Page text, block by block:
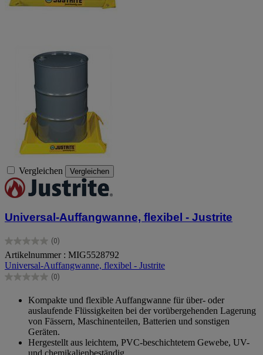
Vergleichen Vergleichen
Universal-Auffangwanne, flexibel - Justrite
(0)
0.0
von
5
Sternen.
Artikelnummer : MIG5528792
Universal-Auffangwanne, flexibel - Justrite
(0)
0.0
Sternen.
Kompakte und flexible Auffangwanne für über- oder
auslaufende Flüssigkeiten bei der vorübergehenden Lagerung
von Fässern, Maschinenteilen, Batterien und sonstigen
Geräten.
Hergestellt aus leichtem, PVC-beschichtetem Gewebe, UV-
und chemikalienbeständig.